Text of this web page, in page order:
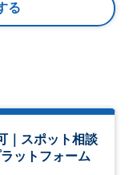
る
｜スポット相談
ットフォーム